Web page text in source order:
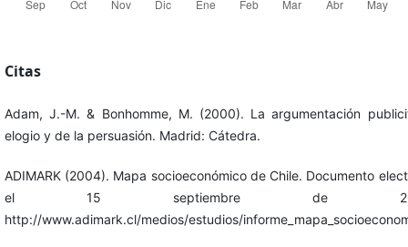
Citas
Adam, J.-M. & Bonhomme, M. (2000). La argumentación
elogio y de la persuasión. Madrid: Cátedra.
ADIMARK (2004). Mapa socioeconómico de Chile. Documento
el 15 septiembre de
http://www.adimark.cl/medios/estudios/